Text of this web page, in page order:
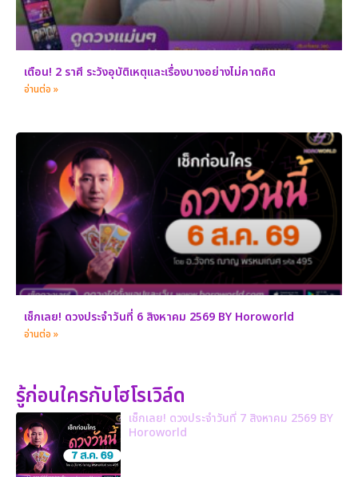
เตือน! 2 ราศี ระวังอุบัติเหตุและเรื่องบางอย่างไม่คาดคิด
อ่านต่อ »
เช็กเลย! ดวงประจำวันที่ 6 สิงหาคม 2569 BY Horoworld
อ่านต่อ »
รู้ก่อนใครกับโฮโรเวิล์ด
เช็กเลย! ดวงประจำวันที่ 7 สิงหาคม 2569 BY
Horoworld